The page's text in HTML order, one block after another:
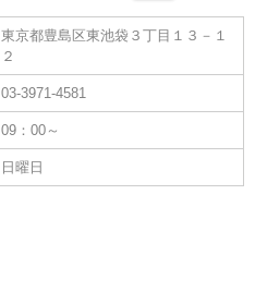
東京都豊島区東池袋３丁目１３－１
２
03-3971-4581
09：00～
日曜日